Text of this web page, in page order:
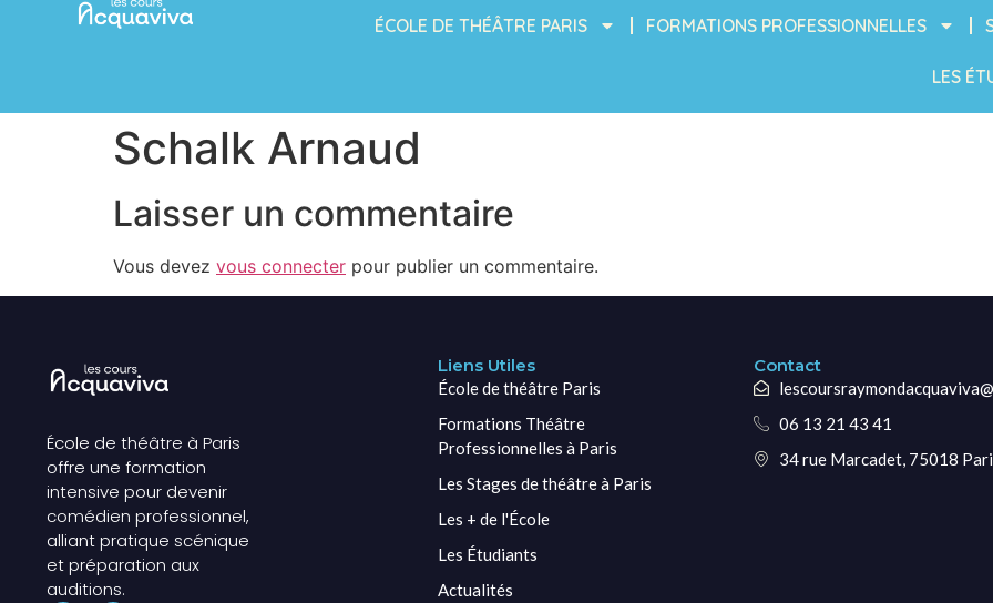
ÉCOLE DE THÉÂTRE PARIS FORMATIONS PROFESSIONNELLES
LES
Schalk Arnaud
Laisser un commentaire
Vous devez vous connecter pour publier un commentaire.
École de théâtre à Paris
offre une formation
intensive pour devenir
comédien professionnel,
alliant pratique scénique
et préparation aux
auditions.
Liens Utiles
École de théâtre Paris
Formations Théâtre
Professionnelles à Paris
Les Stages de théâtre à Paris
Les + de l'École
Les Étudiants
Actualités
Contact
06 13 21 43 41
34 rue Marcadet, 75018